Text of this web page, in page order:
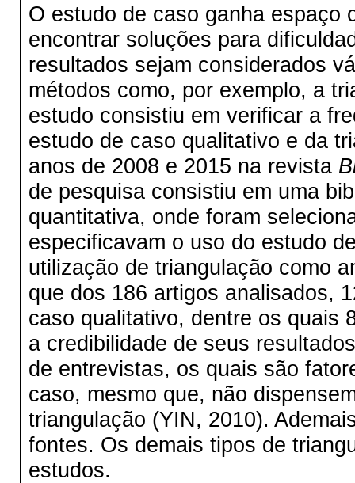
O estudo de caso ganha espaço
encontrar soluções para
resultados sejam considerados
métodos como, por exemplo, a
estudo consistiu em verificar a
estudo de caso qualitativo e da
anos de 2008 e 2015 na revista
de pesquisa consistiu em uma
quantitativa, onde foram
especificavam o uso do estudo
utilização de triangulação como
que dos 186 artigos analisados,
caso qualitativo, dentre os quais
a credibilidade de seus
de entrevistas, os quais são
caso, mesmo que, não
triangulação (YIN, 2010).
fontes. Os demais tipos de
estudos.